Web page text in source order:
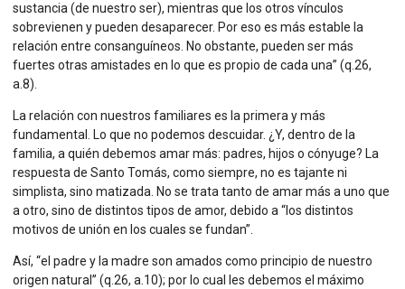
sustancia (de nuestro ser), mientras que los otros vínculos
sobrevienen y pueden desaparecer. Por eso es más estable la
relación entre consanguíneos. No obstante, pueden ser más
fuertes otras amistades en lo que es propio de cada una” (q.26,
a.8).
La relación con nuestros familiares es la primera y más
fundamental. Lo que no podemos descuidar. ¿Y, dentro de la
familia, a quién debemos amar más: padres, hijos o cónyuge? La
respuesta de Santo Tomás, como siempre, no es tajante ni
simplista, sino matizada. No se trata tanto de amar más a uno que
a otro, sino de distintos tipos de amor, debido a “los distintos
motivos de unión en los cuales se fundan”.
Así, “el padre y la madre son amados como principio de nuestro
origen natural” (q.26, a.10); por lo cual les debemos el máximo